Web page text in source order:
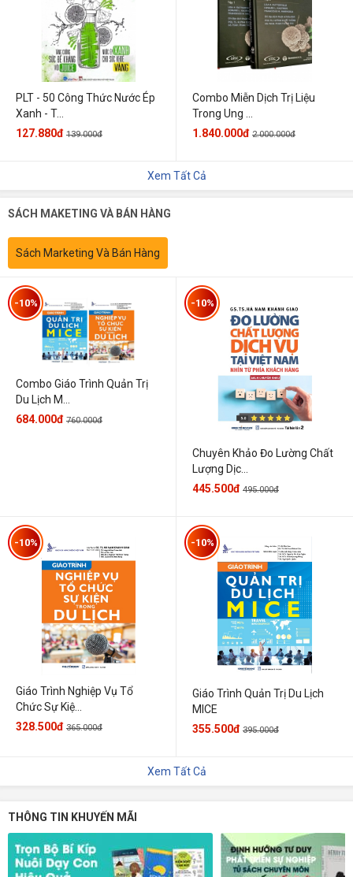
PLT - 50 Công Thức Nước Ép
Xanh - T...
127.880đ 139.000đ
Combo Miễn Dịch Trị Liệu
Trong Ung ...
1.840.000đ 2.000.000đ
Xem Tất Cả
SÁCH MAKETING VÀ BÁN HÀNG
Sách Marketing Và Bán Hàng
Combo Giáo Trình Quản Trị
Du Lịch M...
-10%
684.000đ 760.000đ
Chuyên Khảo Đo Lường Chất
Lượng Dịc...
-10%
445.500đ 495.000đ
Giáo Trình Nghiệp Vụ Tổ
Chức Sự Kiệ...
-10%
328.500đ 365.000đ
Giáo Trình Quản Trị Du Lịch
MICE
-10%
355.500đ 395.000đ
Xem Tất Cả
THÔNG TIN KHUYẾN MÃI